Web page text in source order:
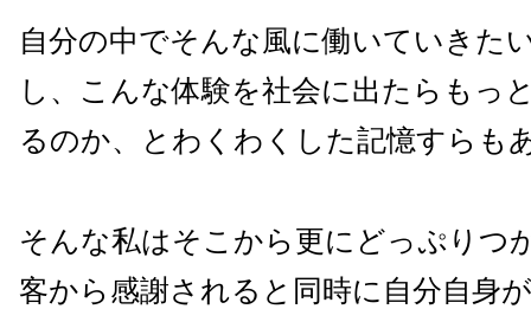
自分の中でそんな風に働いていきた
し、こんな体験を社会に出たらもっ
るのか、とわくわくした記憶すらも
そんな私はそこから更にどっぷりつ
客から感謝されると同時に自分自身